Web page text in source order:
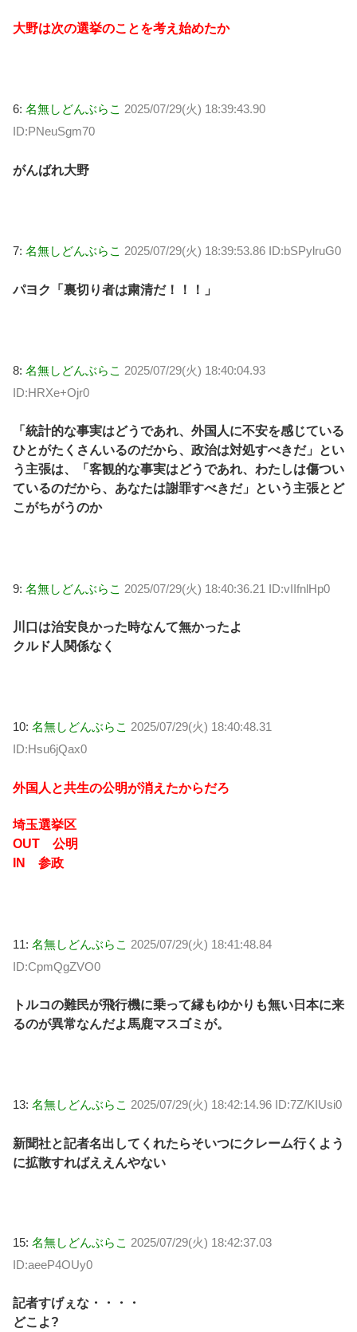
大野は次の選挙のことを考え始めたか
6: 名無しどんぶらこ 2025/07/29(火) 18:39:43.90
ID:PNeuSgm70
がんばれ大野
7: 名無しどんぶらこ 2025/07/29(火) 18:39:53.86 ID:bSPylruG0
パヨク「裏切り者は粛清だ！！！」
8: 名無しどんぶらこ 2025/07/29(火) 18:40:04.93
ID:HRXe+Ojr0
「統計的な事実はどうであれ、外国人に不安を感じている
ひとがたくさんいるのだから、政治は対処すべきだ」とい
う主張は、「客観的な事実はどうであれ、わたしは傷つい
ているのだから、あなたは謝罪すべきだ」という主張とど
こがちがうのか
9: 名無しどんぶらこ 2025/07/29(火) 18:40:36.21 ID:vIIfnlHp0
川口は治安良かった時なんて無かったよ
クルド人関係なく
10: 名無しどんぶらこ 2025/07/29(火) 18:40:48.31
ID:Hsu6jQax0
外国人と共生の公明が消えたからだろ
埼玉選挙区
OUT 公明
IN 参政
11: 名無しどんぶらこ 2025/07/29(火) 18:41:48.84
ID:CpmQgZVO0
トルコの難民が飛行機に乗って縁もゆかりも無い日本に来
るのが異常なんだよ馬鹿マスゴミが。
13: 名無しどんぶらこ 2025/07/29(火) 18:42:14.96 ID:7Z/KIUsi0
新聞社と記者名出してくれたらそいつにクレーム行くよう
に拡散すればええんやない
15: 名無しどんぶらこ 2025/07/29(火) 18:42:37.03
ID:aeeP4OUy0
記者すげぇな・・・・
どこよ?